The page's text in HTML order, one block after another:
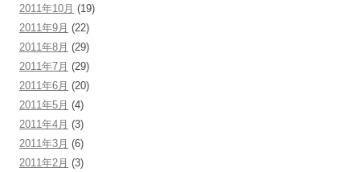
2011年10月 (19)
2011年9月 (22)
2011年8月 (29)
2011年7月 (29)
2011年6月 (20)
2011年5月 (4)
2011年4月 (3)
2011年3月 (6)
2011年2月 (3)